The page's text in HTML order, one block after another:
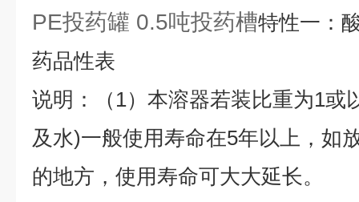
PE投药罐 0.5吨投药槽特性一：
药品性表
说明：（1）本溶器若装比重为1或
及水)一般使用寿命在5年以上，如
的地方，使用寿命可大大延长。